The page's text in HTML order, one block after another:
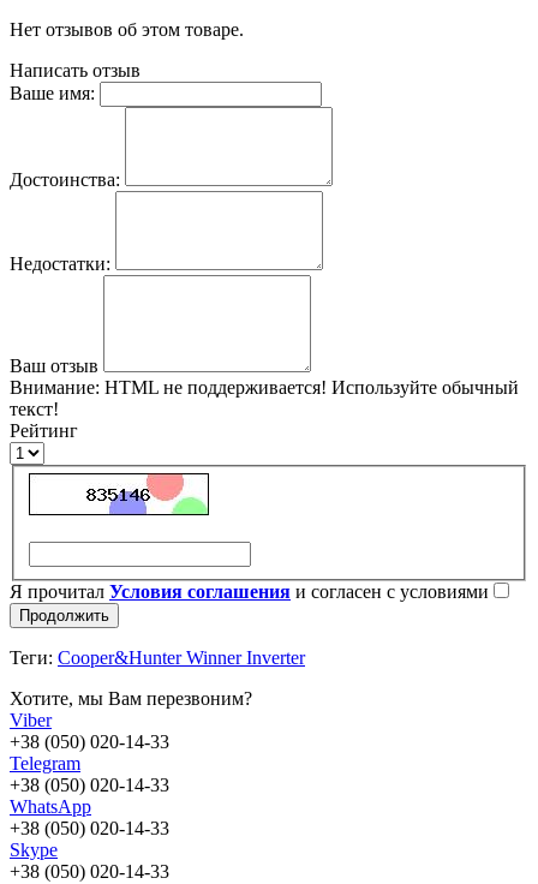
Нет отзывов об этом товаре.
Написать отзыв
Ваше имя:
Достоинства:
Недостатки:
Ваш отзыв
Внимание: HTML не поддерживается! Используйте обычный
текст!
Рейтинг
Я прочитал Условия соглашения и согласен с условиями
Продолжить
Теги: Cooper&Hunter Winner Inverter
Хотите, мы Вам перезвоним?
Viber
+38 (050) 020-14-33
Telegram
+38 (050) 020-14-33
WhatsApp
+38 (050) 020-14-33
Skype
+38 (050) 020-14-33